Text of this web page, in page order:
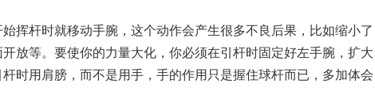
杆时就移动手腕，这个动作会产生很多不良后果，比如缩小了
放等。要使你的力量大化，你必须在引杆时固定好左手腕，扩大
时用肩膀，而不是用手，手的作用只是握住球杆而已，多加体会